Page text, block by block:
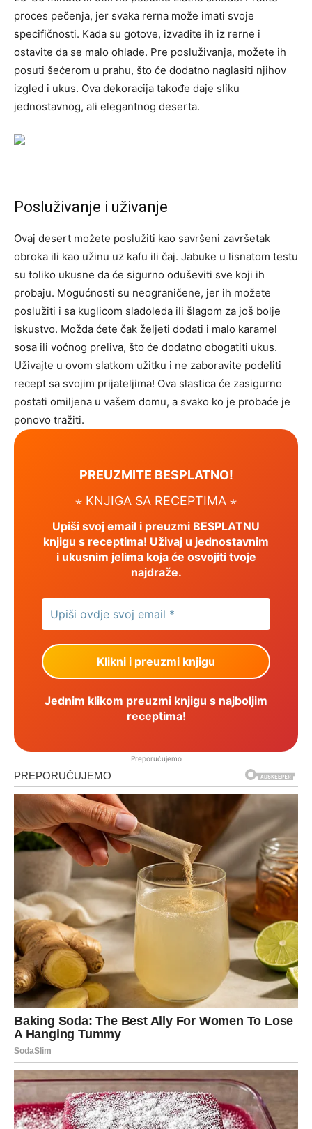
proces pečenja, jer svaka rerna može imati svoje
specifičnosti. Kada su gotove, izvadite ih iz rerne i
ostavite da se malo ohlade. Pre posluživanja, možete ih
posuti šećerom u prahu, što će dodatno naglasiti njihov
izgled i ukus. Ova dekoracija takođe daje sliku
jednostavnog, ali elegantnog deserta.
Posluživanje i uživanje
Ovaj desert možete poslužiti kao savršeni završetak
obroka ili kao užinu uz kafu ili čaj. Jabuke u lisnatom testu
su toliko ukusne da će sigurno oduševiti sve koji ih
probaju. Mogućnosti su neograničene, jer ih možete
poslužiti i sa kuglicom sladoleda ili šlagom za još bolje
iskustvo. Možda ćete čak željeti dodati i malo karamel
sosa ili voćnog preliva, što će dodatno obogatiti ukus.
Uživajte u ovom slatkom užitku i ne zaboravite podeliti
recept sa svojim prijateljima! Ova slastica će zasigurno
postati omiljena u vašem domu, a svako ko je probaće je
ponovo tražiti.
PREUZMITE BESPLATNO!
⋆ KNJIGA SA RECEPTIMA ⋆
Upiši svoj email i preuzmi BESPLATNU
knjigu s receptima! Uživaj u jednostavnim
i ukusnim jelima koja će osvojiti tvoje
najdraže.
Jednim klikom preuzmi knjigu s najboljim
receptima!
Preporučujemo